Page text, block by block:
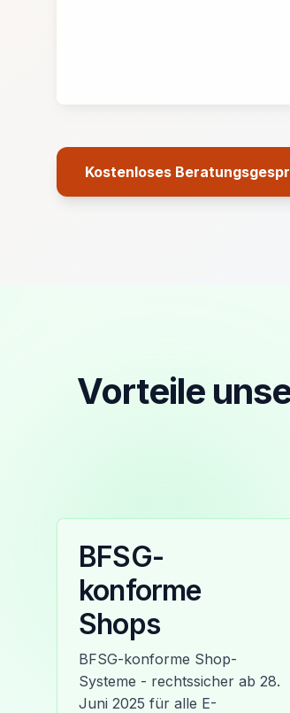
Kostenloses
Primäre
Vorteile
BFSG-
konforme
Shops
BFSG-konforme Shop-
Systeme - rechtssicher ab 28.
Juni 2025 für alle E-